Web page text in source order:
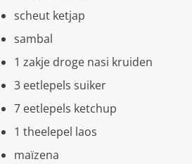
scheut ketjap
sambal
1 zakje droge nasi kruiden
3 eetlepels suiker
7 eetlepels ketchup
1 theelepel laos
maïzena